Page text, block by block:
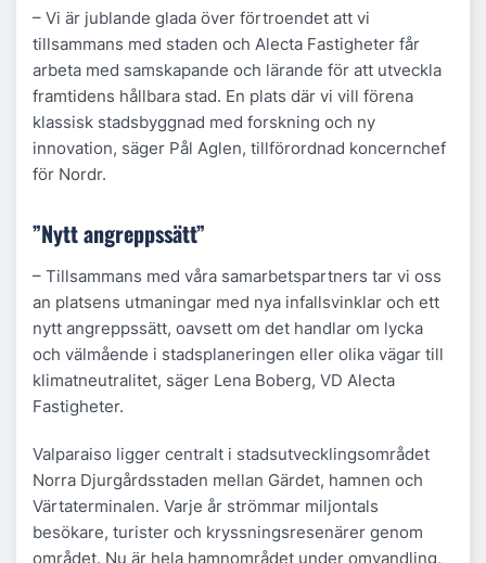
– Vi är jublande glada över förtroendet att vi
tillsammans med staden och Alecta Fastigheter får
arbeta med samskapande och lärande för att utveckla
framtidens hållbara stad. En plats där vi vill förena
klassisk stadsbyggnad med forskning och ny
innovation, säger Pål Aglen, tillförordnad koncernchef
för Nordr.
”Nytt angreppssätt”
– Tillsammans med våra samarbetspartners tar vi oss
an platsens utmaningar med nya infallsvinklar och ett
nytt angreppssätt, oavsett om det handlar om lycka
och välmående i stadsplaneringen eller olika vägar till
klimatneutralitet, säger Lena Boberg, VD Alecta
Fastigheter.
Valparaiso ligger centralt i stadsutvecklingsområdet
Norra Djurgårdsstaden mellan Gärdet, hamnen och
Värtaterminalen. Varje år strömmar miljontals
besökare, turister och kryssningsresenärer genom
området. Nu är hela hamnområdet under omvandling,